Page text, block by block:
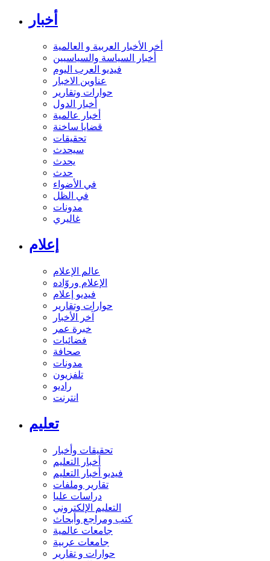
أخبار
أخر الأخبار العربية و العالمية
أخبار السياسة والسياسيين
فيديو العرب اليوم
عناوين الاخبار
حوارات وتقارير
أخبار الدول
أخبار عالمية
قضايا ساخنة
تحقيقات
سيحدث
يحدث
حدث
في الأضواء
في الظل
مدونات
غاليري
إعلام
عالم الإعلام
الإعلام وروّاده
فيديو إعلام
حوارات وتقارير
آخر الأخبار
خبرة عمر
فضائيات
صحافة
مدونات
تلفزيون
راديو
انترنت
تعليم
تحقيقات وأخبار
أخبار التعليم
فيديو أخبار التعليم
تقارير وملفات
دراسات عليا
التعليم الإلكتروني
كتب ومراجع وأبحاث
جامعات عالمية
جامعات عربية
حوارات و تقارير